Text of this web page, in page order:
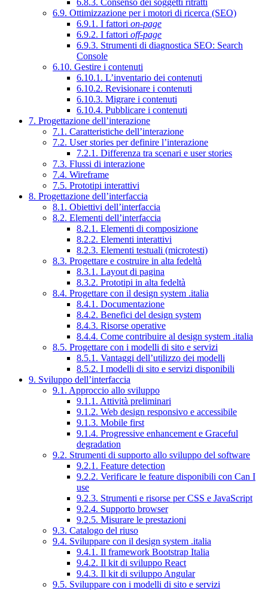
6.8.3. Consenso dei soggetti ritratti
6.9. Ottimizzazione per i motori di ricerca (SEO)
6.9.1. I fattori on-page
6.9.2. I fattori off-page
6.9.3. Strumenti di diagnostica SEO: Search
Console
6.10. Gestire i contenuti
6.10.1. L’inventario dei contenuti
6.10.2. Revisionare i contenuti
6.10.3. Migrare i contenuti
6.10.4. Pubblicare i contenuti
7. Progettazione dell’interazione
7.1. Caratteristiche dell’interazione
7.2. User stories per definire l’interazione
7.2.1. Differenza tra scenari e user stories
7.3. Flussi di interazione
7.4. Wireframe
7.5. Prototipi interattivi
8. Progettazione dell’interfaccia
8.1. Obiettivi dell’interfaccia
8.2. Elementi dell’interfaccia
8.2.1. Elementi di composizione
8.2.2. Elementi interattivi
8.2.3. Elementi testuali (microtesti)
8.3. Progettare e costruire in alta fedeltà
8.3.1. Layout di pagina
8.3.2. Prototipi in alta fedeltà
8.4. Progettare con il design system .italia
8.4.1. Documentazione
8.4.2. Benefici del design system
8.4.3. Risorse operative
8.4.4. Come contribuire al design system .italia
8.5. Progettare con i modelli di sito e servizi
8.5.1. Vantaggi dell’utilizzo dei modelli
8.5.2. I modelli di sito e servizi disponibili
9. Sviluppo dell’interfaccia
9.1. Approccio allo sviluppo
9.1.1. Attività preliminari
9.1.2. Web design responsivo e accessibile
9.1.3. Mobile first
9.1.4. Progressive enhancement e Graceful
degradation
9.2. Strumenti di supporto allo sviluppo del software
9.2.1. Feature detection
9.2.2. Verificare le feature disponibili con Can I
use
9.2.3. Strumenti e risorse per CSS e JavaScript
9.2.4. Supporto browser
9.2.5. Misurare le prestazioni
9.3. Catalogo del riuso
9.4. Sviluppare con il design system .italia
9.4.1. Il framework Bootstrap Italia
9.4.2. Il kit di sviluppo React
9.4.3. Il kit di sviluppo Angular
9.5. Sviluppare con i modelli di sito e servizi